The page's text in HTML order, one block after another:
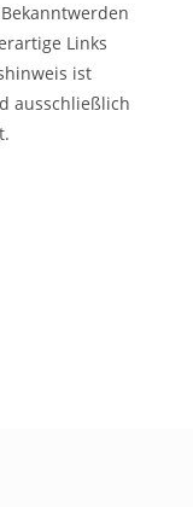
Links
ist
ausschließlich